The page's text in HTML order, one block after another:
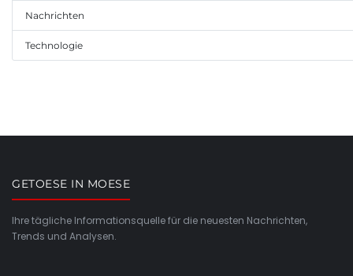
Nachrichten
Technologie
GETOESE IN MOESE
Ihre tägliche Informationsquelle für die neuesten Nachrichten,
Trends und Analysen.